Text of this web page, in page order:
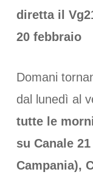
diretta il
20 febbraio
Domani
dal lunedì al
tutte le
su Canale
Campania),